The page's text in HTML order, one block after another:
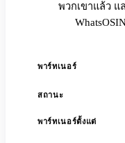
พวกเขาแล้ว แ
พาร์ทเนอร์
สถานะ
พาร์ทเนอร์ตั้งแต่